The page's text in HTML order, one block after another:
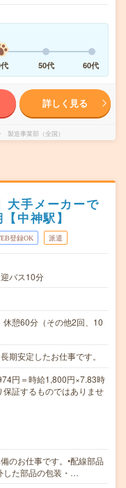
50代 60代
詳しく見る
製造事業部（全国）
大手メーカーで
中神駅】
登録OK 派遣
バス10分
憩60分（その他2回、10
安定したお仕事です。
円＝時給1,800円×7.83時
証するものではありませ
のお仕事です。•配線部品
した部品の包装・…